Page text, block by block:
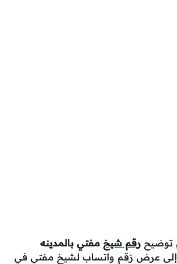
توضيح رقم شيخ مفتي بالمدينه
إلى عرض رَقم واتساب لشيخ مفتي في